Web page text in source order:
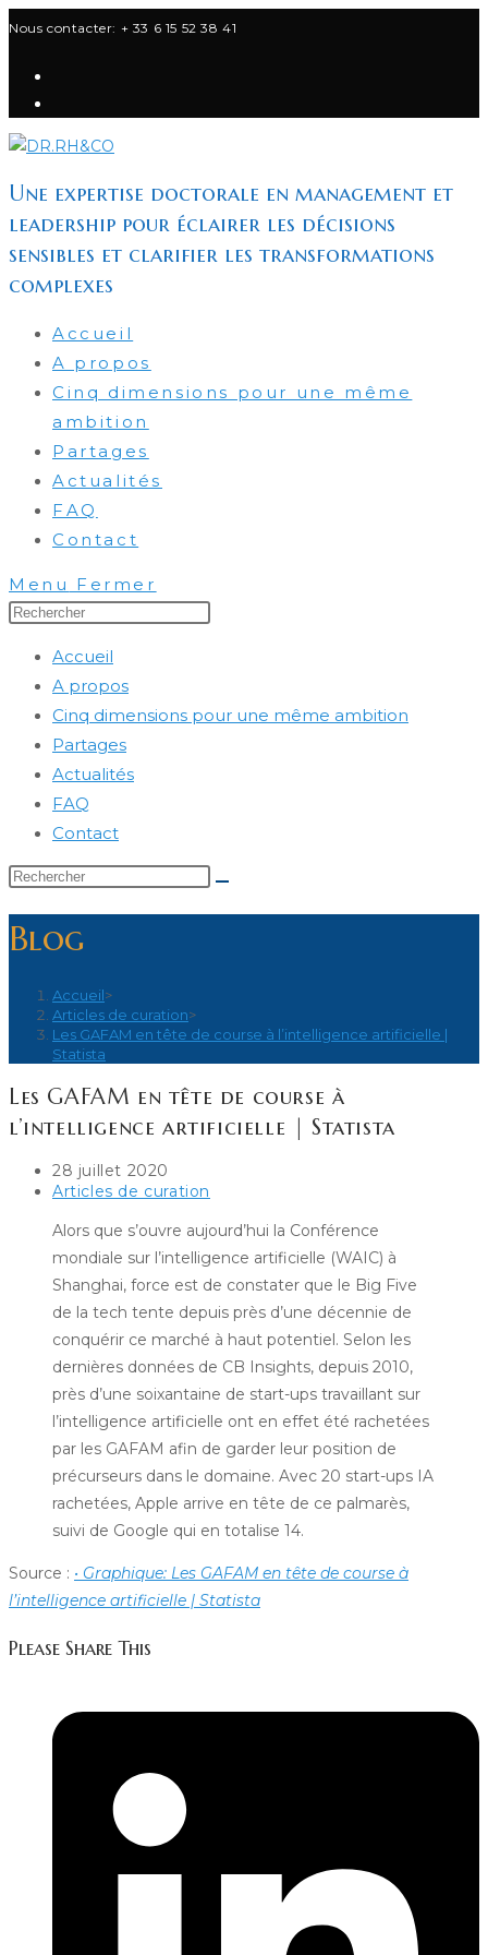
Skip
content
Nous contacter: + 33 6 15 52 38 41
Une expertise doctorale en management et
leadership pour éclairer les décisions
sensibles et clarifier les transformations
complexes
Accueil
A propos
Cinq dimensions pour une même
ambition
Partages
Actualités
FAQ
Contact
Menu Fermer
the
Accueil
A propos
Cinq dimensions pour une même ambition
Partages
Actualités
FAQ
Contact
Rechercher
ce
site
Blog
Accueil>
Articles de curation>
Les GAFAM en tête de course à l’intelligence artificielle |
Statista
Les GAFAM en tête de course à
l’intelligence artificielle | Statista
Publication
publiée :
28 juillet 2020
Post
Articles de curation
Alors que s’ouvre aujourd’hui la Conférence
mondiale sur l’intelligence artificielle (WAIC) à
Shanghai, force est de constater que le Big Five
de la tech tente depuis près d’une décennie de
conquérir ce marché à haut potentiel. Selon les
dernières données de CB Insights, depuis 2010,
près d’une soixantaine de start-ups travaillant sur
l’intelligence artificielle ont en effet été rachetées
par les GAFAM afin de garder leur position de
précurseurs dans le domaine. Avec 20 start-ups IA
rachetées, Apple arrive en tête de ce palmarès,
suivi de Google qui en totalise 14.
Source : • Graphique: Les GAFAM en tête de course à
l’intelligence artificielle | Statista
Please Share This
dans